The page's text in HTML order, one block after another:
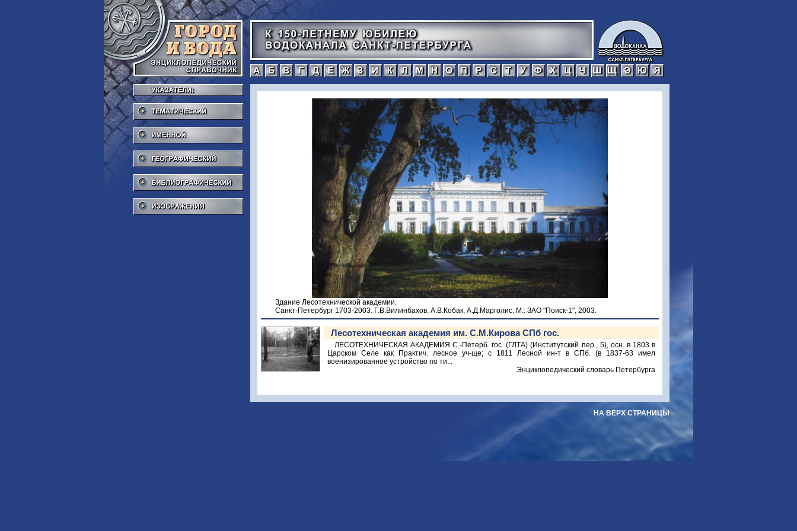
а б в г д е ж з и к л м н о п р с т у ф х ц ч ш
Здание Лесотехнической академии.
Санкт-Петербург 1703-2003. Г.В.Вилинбахов, А.В.Кобак, А.Д.Марголис. М.: ЗАО "Поиск-1", 2003.
Лесотехническая академия им. С.М.Кирова СПб гос.
ЛЕСОТЕХНИЧЕСКАЯ АКАДЕМИЯ С.-Петерб. гос. (ГЛТА) (Институтский пер., 5), осн. в 1803 в
Царском Селе как Практич. лесное уч-ще; с 1811 Лесной ин-т в СПб. (в 1837-63 имел
военизированное устройство по ти...
Энциклопедический словарь Петербурга
НА ВЕРХ СТРАНИЦЫ